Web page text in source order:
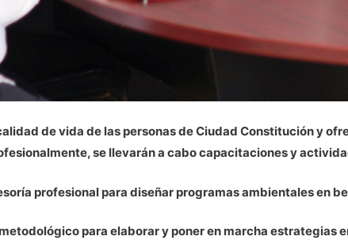
de vida de las personas de Ciudad Constitución y
se llevarán a cabo capacitaciones y
profesional para diseñar programas ambientales en
para elaborar y poner en marcha estrategias